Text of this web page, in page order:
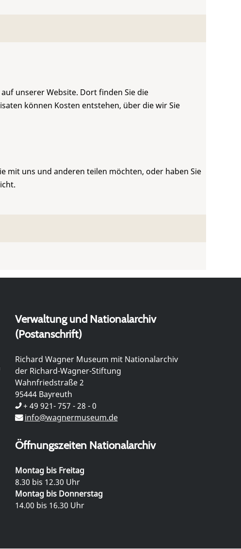
auf unserer Website. Dort finden Sie die
können Kosten entstehen, über die wir Sie
mit uns und anderen teilen möchten, oder haben Sie
Verwaltung und Nationalarchiv
(Postanschrift)
Richard Wagner Museum mit Nationalarchiv
der Richard-Wagner-Stiftung
Wahnfriedstraße 2
95444 Bayreuth
+ 49 921- 757 - 28 - 0
info@wagnermuseum.de
Öffnungszeiten Nationalarchiv
Montag bis Freitag
8.30 bis 12.30 Uhr
Montag bis Donnerstag
14.00 bis 16.30 Uhr